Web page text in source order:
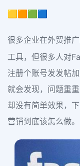
🟨🟧🟩🟦
很多企业在外贸推
工具，但很多人对
注册个账号发发帖
就会发现，问题重
却没有简单效果，
营销到底该怎么做。